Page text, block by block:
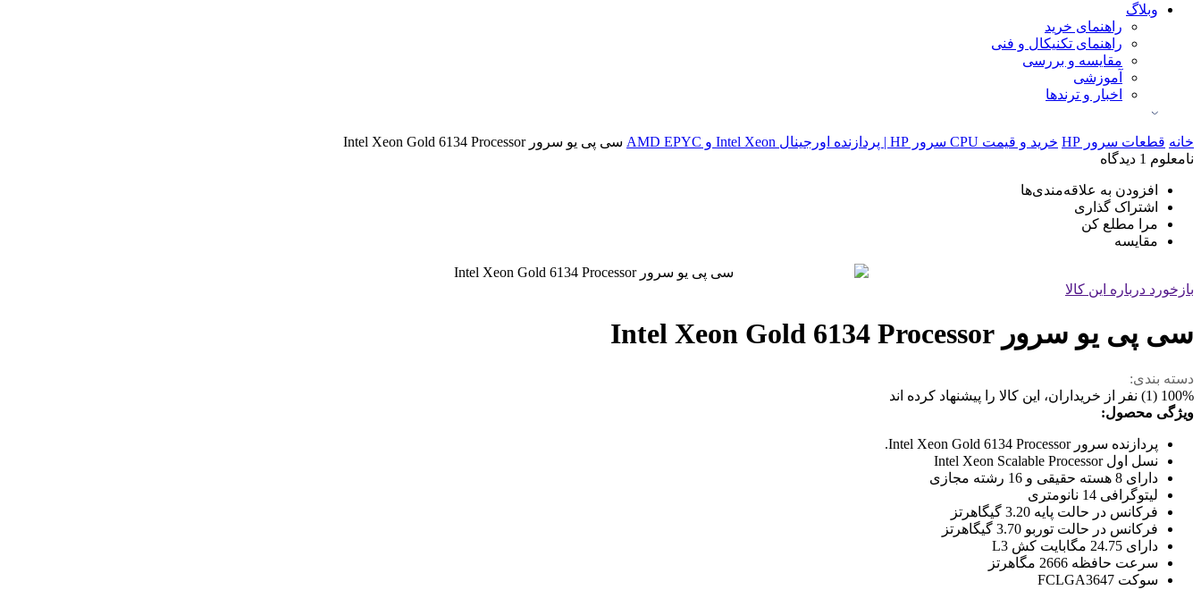
وبلاگ
راهنمای خرید
راهنمای تکنیکال و فنی
مقایسه و بررسی
آموزشی
اخبار و ترندها
خانه قطعات سرور HP خرید و قیمت CPU سرور HP | پردازنده اورجینال Intel Xeon و AMD EPYC
سی پی یو سرور Intel Xeon Gold 6134 Processor
نامعلوم 1 دیدگاه
افزودن به علاقه‌مندی‌ها
اشتراک گذاری
مرا مطلع کن
مقایسه
بازخورد درباره این کالا
سی پی یو سرور Intel Xeon Gold 6134 Processor
دسته بندی:
100% (1) نفر از خریداران، این کالا را پیشنهاد کرده اند
ویژگی محصول:
پردازنده سرور Intel Xeon Gold 6134 Processor.
نسل اول Intel Xeon Scalable Processor
دارای 8 هسته حقیقی و 16 رشته مجازی
لیتوگرافی 14 نانومتری
فرکانس در حالت پایه 3.20 گیگاهرتز
فرکانس در حالت توربو 3.70 گیگاهرتز
دارای 24.75 مگابایت کش L3
سرعت حافظه 2666 مگاهرتز
سوکت FCLGA3647